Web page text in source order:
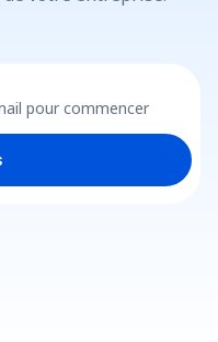
pour commencer